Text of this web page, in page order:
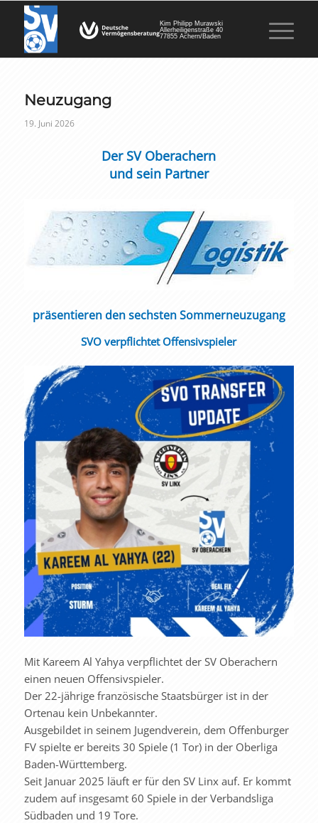
Kim Philipp Murawski
Allerheiligenstraße 40
77855 Achern/Baden
Neuzugang
19. Juni 2026
Der SV Oberachern
und sein Partner
präsentieren den sechsten Sommerneuzugang
SVO verpflichtet Offensivspieler
Mit Kareem Al Yahya verpflichtet der SV Oberachern
einen neuen Offensivspieler.
Der 22-jährige französische Staatsbürger ist in der
Ortenau kein Unbekannter.
Ausgebildet in seinem Jugendverein, dem Offenburger
FV spielte er bereits 30 Spiele (1 Tor) in der Oberliga
Baden-Württemberg.
Seit Januar 2025 läuft er für den SV Linx auf. Er kommt
zudem auf insgesamt 60 Spiele in der Verbandsliga
Südbaden und 19 Tore.